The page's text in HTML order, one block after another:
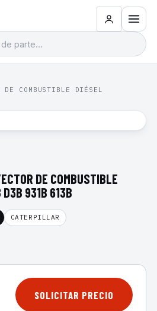
DE COMBUSTIBLE DIÉSEL
DE COMBUSTIBLE
931B 613B
CATERPILLAR
SOLICITAR PRECIO